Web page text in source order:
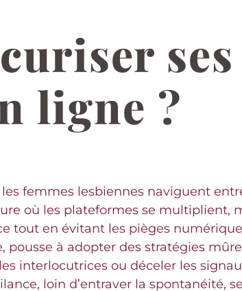
ligne ?
femmes lesbiennes naviguent
où les plateformes se multiplient,
tout en évitant les pièges
pousse à adopter des stratégies
interlocutrices ou déceler les
loin d’entraver la spontanéité,